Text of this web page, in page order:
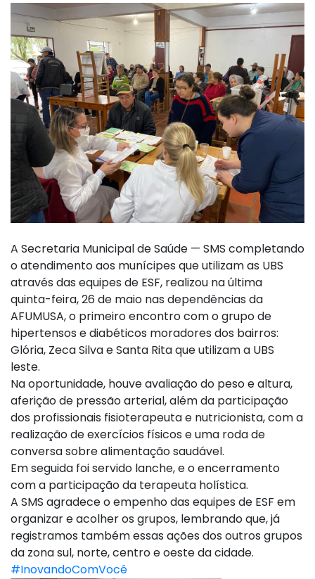
A Secretaria Municipal de Saúde — SMS completando
o atendimento aos munícipes que utilizam as UBS
através das equipes de ESF, realizou na última
quinta-feira, 26 de maio nas dependências da
AFUMUSA, o primeiro encontro com o grupo de
hipertensos e diabéticos moradores dos bairros:
Glória, Zeca Silva e Santa Rita que utilizam a UBS
leste.
Na oportunidade, houve avaliação do peso e altura,
aferição de pressão arterial, além da participação
dos profissionais fisioterapeuta e nutricionista, com a
realização de exercícios físicos e uma roda de
conversa sobre alimentação saudável.
Em seguida foi servido lanche, e o encerramento
com a participação da terapeuta holística.
A SMS agradece o empenho das equipes de ESF em
organizar e acolher os grupos, lembrando que, já
registramos também essas ações dos outros grupos
da zona sul, norte, centro e oeste da cidade.
#InovandoComVocê